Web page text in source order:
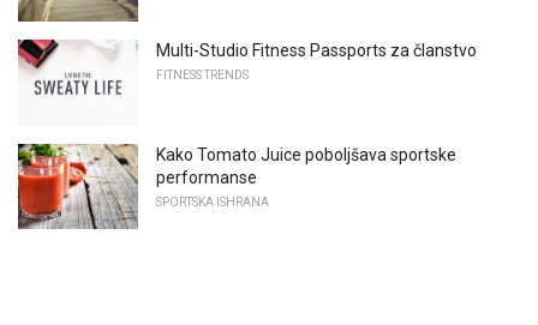
Multi-Studio Fitness Passports za članstvo
FITNESS TRENDS
Kako Tomato Juice poboljšava sportske
performanse
SPORTSKA ISHRANA